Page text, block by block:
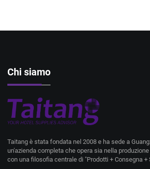
Chi siamo
Taitang è stata fondata nel 2008 e ha sede a
un'azienda completa che opera sia nella
con una filosofia centrale di "Prodotti + Consegna +